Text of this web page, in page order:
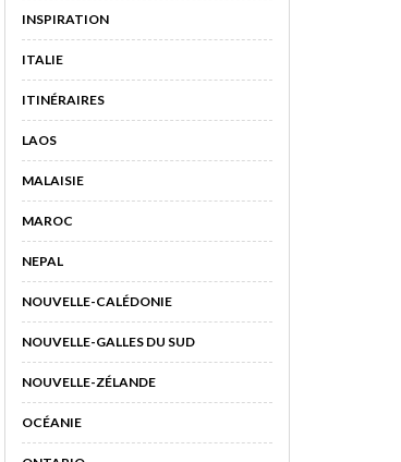
INSPIRATION
ITALIE
ITINÉRAIRES
LAOS
MALAISIE
MAROC
NEPAL
NOUVELLE-CALÉDONIE
NOUVELLE-GALLES DU SUD
NOUVELLE-ZÉLANDE
OCÉANIE